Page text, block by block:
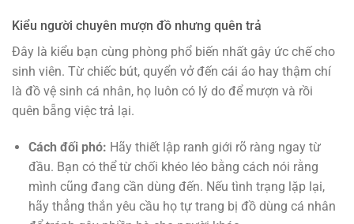
Kiểu người chuyên mượn đồ nhưng quên trả
Đây là kiểu bạn cùng phòng phổ biến nhất gây ức chế cho
sinh viên. Từ chiếc bút, quyển vở đến cái áo hay thậm chí
là đồ vệ sinh cá nhân, họ luôn có lý do để mượn và rồi
quên bẵng việc trả lại.
Cách đối phó: Hãy thiết lập ranh giới rõ ràng ngay từ
đầu. Bạn có thể từ chối khéo léo bằng cách nói rằng
mình cũng đang cần dùng đến. Nếu tình trạng lặp lại,
hãy thẳng thắn yêu cầu họ tự trang bị đồ dùng cá nhân